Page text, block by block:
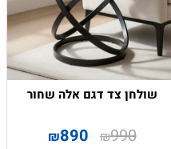
שולחן צד דגם אלה שחור
₪990
₪890